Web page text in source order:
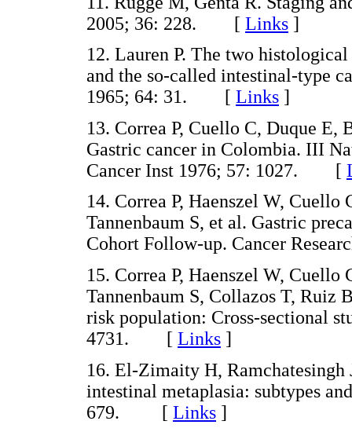
2005; 36: 228. [ Links ]
12. Lauren P. The two
and the so-called intestinal-type
1965; 64: 31. [ Links ]
13. Correa P, Cuello C, Duque E,
Gastric cancer in Colombia. III
Cancer Inst 1976; 57: 1027. [
14. Correa P, Haenszel W,
Tannenbaum S, et al. Gastric
Cohort Follow-up. Cancer
15. Correa P, Haenszel W,
Tannenbaum S, Collazos T, Ruiz
risk population: Cross-sectional
4731. [ Links ]
16. El-Zimaity H,
intestinal metaplasia: subtypes
679. [ Links ]